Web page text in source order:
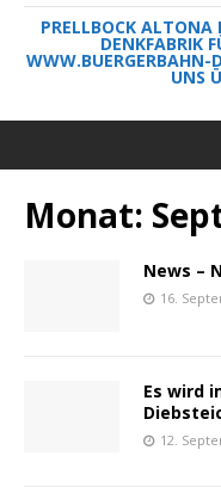
PRELLBOCK ALTONA
DENKFABRIK
WWW.BUERGERBAHN-
UNS
Monat:
News –
16.
Es wird
12.